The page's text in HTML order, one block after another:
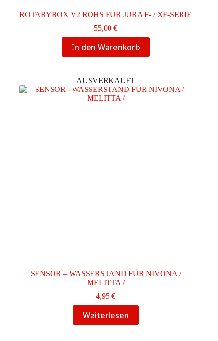
ROTARYBOX V2 ROHS FÜR JURA F- / XF-SERIE
55,00€
In den Warenkorb
AUSVERKAUFT
SENSOR – WASSERSTAND FÜR NIVONA /
MELITTA /
4,95€
Weiterlesen